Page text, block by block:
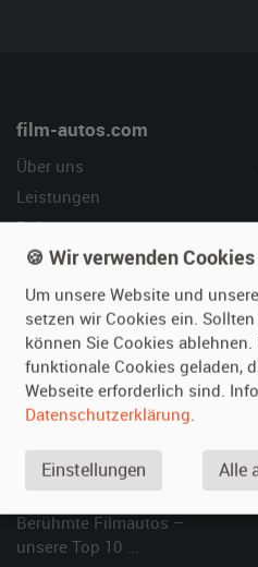
film-autos.com
Über uns
Leistungen
Referenzen
Kundenmeinungen
Vermieten
Oldtimer anmelden
Fotos senden
Fragen für Vermieter
Berühmte Filmautos –
unsere Top 10 ...
🍪 Wir verwenden Cookies
Um unsere Website und
setzen wir Cookies ein.
können Sie Cookies
funktionale Cookies geladen,
Webseite erforderlich sind.
Datenschutzerklärung.
Einstellungen Alle